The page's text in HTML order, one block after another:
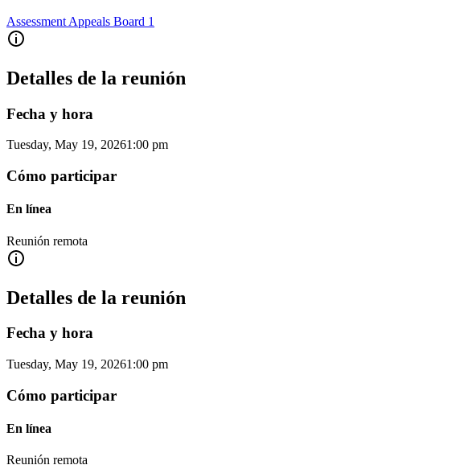
Assessment Appeals Board 1
Detalles de la reunión
Fecha y hora
Tuesday, May 19, 20261:00 pm
Cómo participar
En línea
Reunión remota
Detalles de la reunión
Fecha y hora
Tuesday, May 19, 20261:00 pm
Cómo participar
En línea
Reunión remota